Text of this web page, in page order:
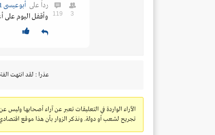
3
119
رداً علىأبوعيسى 1441
وأقفل اليوم على أعلى سعر يومي
عذرا : لقد انتهت
الآراء الواردة في التعليقات تعبر عن آراء أصحابها وليس
تجريح لشعب أو دولة. ونذكر الزوار بأن هذا موقع اقتصادي